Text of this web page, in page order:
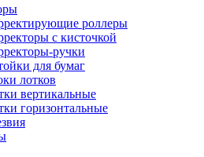
роллеры
с кисточкой
ручки
для бумаг
лотков
вертикальные
горизонтальные